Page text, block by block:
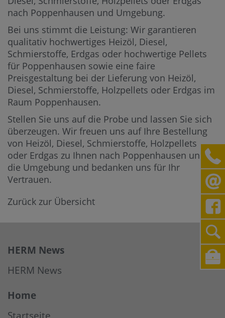
nach Poppenhausen und Umgebung.
Bei uns stimmt die Leistung: Wir garantieren
qualitativ hochwertiges Heizöl, Diesel,
Schmierstoffe, Erdgas oder hochwertige Pellets
für Poppenhausen sowie eine faire
Preisgestaltung bei der Lieferung von Heizöl,
Diesel, Schmierstoffe, Holzpellets oder Erdgas im
Raum Poppenhausen.
Stellen Sie uns auf die Probe und lassen Sie sich
überzeugen. Wir freuen uns auf Ihre Bestellung
von Heizöl, Diesel, Schmierstoffe, Holzpellets
oder Erdgas zu Ihnen nach Poppenhausen und in
die Umgebung und bedanken uns für Ihr
Vertrauen.
Zurück zur Übersicht
HERM News
HERM News
Home